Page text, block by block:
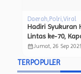
Daerah Polri Viral
Hadiri Syukuran
Lintas ke-70,
Luncurkan Digital
Pin Emas
calendar_monthJumat, 26 Sep 2025
TERPOPULER